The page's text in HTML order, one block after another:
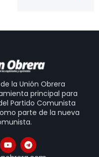
la Unión Obrera
principal para
Partido Comunista
parte de la nueva